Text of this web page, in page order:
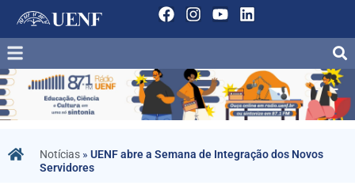
Notícias »UENF abre a Semana de Integração dos Novos
Servidores